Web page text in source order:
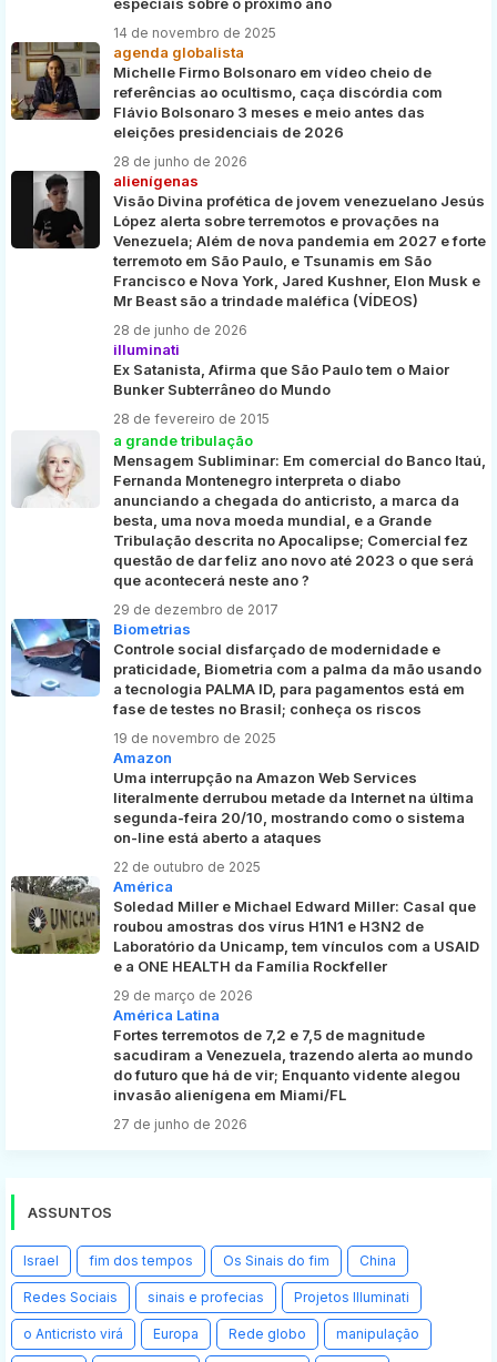
especiais sobre o próximo ano
14 de novembro de 2025
agenda globalista
Michelle Firmo Bolsonaro em vídeo cheio de
referências ao ocultismo, caça discórdia com
Flávio Bolsonaro 3 meses e meio antes das
eleições presidenciais de 2026
28 de junho de 2026
alienígenas
Visão Divina profética de jovem venezuelano Jesús
López alerta sobre terremotos e provações na
Venezuela; Além de nova pandemia em 2027 e forte
terremoto em São Paulo, e Tsunamis em São
Francisco e Nova York, Jared Kushner, Elon Musk e
Mr Beast são a trindade maléfica (VÍDEOS)
28 de junho de 2026
illuminati
Ex Satanista, Afirma que São Paulo tem o Maior
Bunker Subterrâneo do Mundo
28 de fevereiro de 2015
a grande tribulação
Mensagem Subliminar: Em comercial do Banco Itaú,
Fernanda Montenegro interpreta o diabo
anunciando a chegada do anticristo, a marca da
besta, uma nova moeda mundial, e a Grande
Tribulação descrita no Apocalipse; Comercial fez
questão de dar feliz ano novo até 2023 o que será
que acontecerá neste ano ?
29 de dezembro de 2017
Biometrias
Controle social disfarçado de modernidade e
praticidade, Biometria com a palma da mão usando
a tecnologia PALMA ID, para pagamentos está em
fase de testes no Brasil; conheça os riscos
19 de novembro de 2025
Amazon
Uma interrupção na Amazon Web Services
literalmente derrubou metade da Internet na última
segunda-feira 20/10, mostrando como o sistema
on-line está aberto a ataques
22 de outubro de 2025
América
Soledad Miller e Michael Edward Miller: Casal que
roubou amostras dos vírus H1N1 e H3N2 de
Laboratório da Unicamp, tem vínculos com a USAID
e a ONE HEALTH da Família Rockfeller
29 de março de 2026
América Latina
Fortes terremotos de 7,2 e 7,5 de magnitude
sacudiram a Venezuela, trazendo alerta ao mundo
do futuro que há de vir; Enquanto vidente alegou
invasão alienígena em Miami/FL
27 de junho de 2026
ASSUNTOS
Israel fim dos tempos Os Sinais do fim China
Redes Sociais sinais e profecias Projetos Illuminati
o Anticristo virá Europa Rede globo manipulação